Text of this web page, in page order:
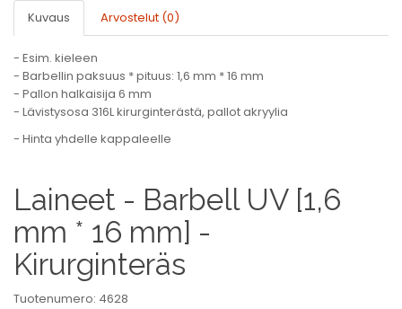
Kuvaus Arvostelut (0)
- Esim. kieleen
- Barbellin paksuus * pituus: 1,6 mm * 16 mm
- Pallon halkaisija 6 mm
- Lävistysosa 316L kirurginterästä, pallot akryylia
- Hinta yhdelle kappaleelle
Laineet - Barbell UV [1,6
mm * 16 mm] -
Kirurginteräs
Tuotenumero: 4628